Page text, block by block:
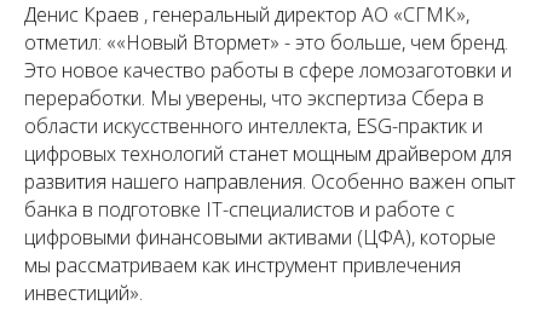
Денис Краев , генеральный директор АО «СГМК»,
отметил: ««Новый Втормет» - это больше, чем бренд.
Это новое качество работы в сфере ломозаготовки и
переработки. Мы уверены, что экспертиза Сбера в
области искусственного интеллекта, ESG-практик и
цифровых технологий станет мощным драйвером для
развития нашего направления. Особенно важен опыт
банка в подготовке IT-специалистов и работе с
цифровыми финансовыми активами (ЦФА), которые
мы рассматриваем как инструмент привлечения
инвестиций».